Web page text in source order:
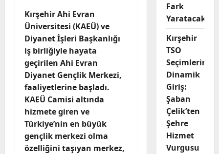
Kırşehir Ahi Evran
Üniversitesi (KAEÜ) ve
Diyanet İşleri Başkanlığı
iş birliğiyle hayata
geçirilen Ahi Evran
Diyanet Gençlik Merkezi,
faaliyetlerine başladı.
KAEÜ Camisi altında
hizmete giren ve
Türkiye’nin en büyük
gençlik merkezi olma
özelliğini taşıyan merkez,
Fark
Yaratacak
Kırşehir
TSO
Seçimlerine
Dinamik
Giriş:
Şaban
Çelik’ten
Şehre
Hizmet
Vurgusu